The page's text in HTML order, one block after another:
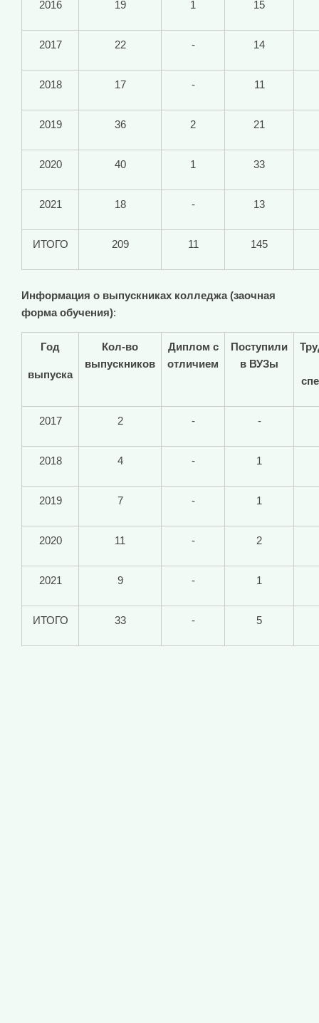
2016 19 1 15
2017 22 - 14
2018 17 - 11
2019 36 2 21
2020 40 1 33
2021 18 - 13
ИТОГО 209 11 145
Информация о выпускниках колледжа (заочная
форма обучения):
Год
выпуска
Кол-во
выпускников
Диплом с
отличием
Поступили
в ВУЗы
2017 2 - -
2018 4 - 1
2019 7 - 1
2020 11 - 2
2021 9 - 1
ИТОГО 33 - 5